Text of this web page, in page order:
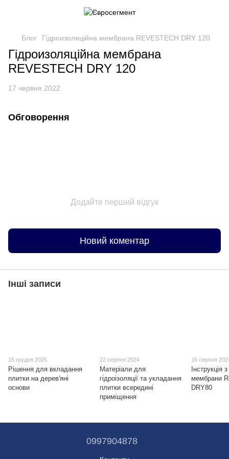
Блог Гідроизоляційна мембрана REVESTECH DRY 120
Гідроизоляційна мембрана
REVESTECH DRY 120
17 червня 2022
Обговорення
Додайте перший відгук
Новий коментар
Інші записи
15 грудня 2025
Рішення для вкладання
плитки на дерев'яні
основи
22 серпня 2024
Матеріали для
гідроізоляції та укладання
плитки всередині
приміщення
16 серпня
Інструкція
мембрани
DRY80
0997904878